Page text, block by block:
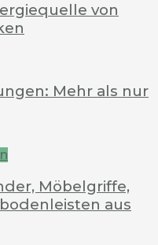
von
Mehr als nur
Möbelgriffe,
aus